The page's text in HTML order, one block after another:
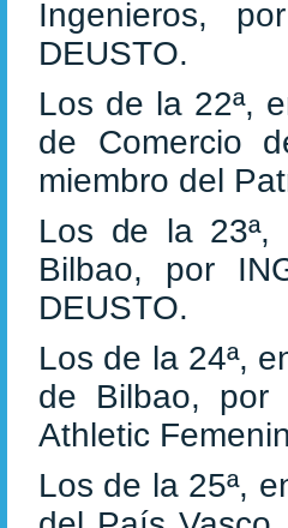
Ingenieros,
DEUSTO.
Los de la 22ª,
de Comercio
miembro del
Los de la 23ª,
Bilbao, por
DEUSTO.
Los de la 24ª,
de Bilbao, por
Athletic
Los de la 25ª,